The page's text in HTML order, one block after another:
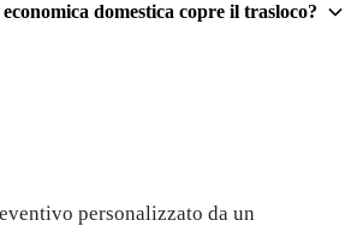
domestica copre il trasloco?
personalizzato da un